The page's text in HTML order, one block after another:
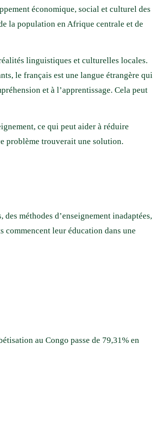
économique, social et culturel des
la population en Afrique centrale et de
linguistiques et culturelles locales.
le français est une langue étrangère qui
et à l’apprentissage. Cela peut
ce qui peut aider à réduire
problème trouverait une solution.
méthodes d’enseignement inadaptées,
commencent leur éducation dans une
au Congo passe de 79,31% en